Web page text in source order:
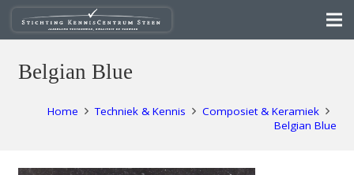
Belgian Blue
Home Techniek & Kennis
Composiet & Keramiek
Belgian Blue